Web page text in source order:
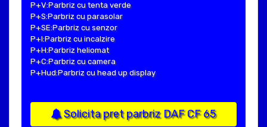
P+V:Parbriz cu tenta verde
P+S:Parbriz cu parasolar
P+SE:Parbriz cu senzor
P+I:Parbriz cu incalzire
P+H:Parbriz heliomat
P+C:Parbriz cu camera
P+Hud:Parbriz cu head up display
Solicita pret parbriz DAF CF 65